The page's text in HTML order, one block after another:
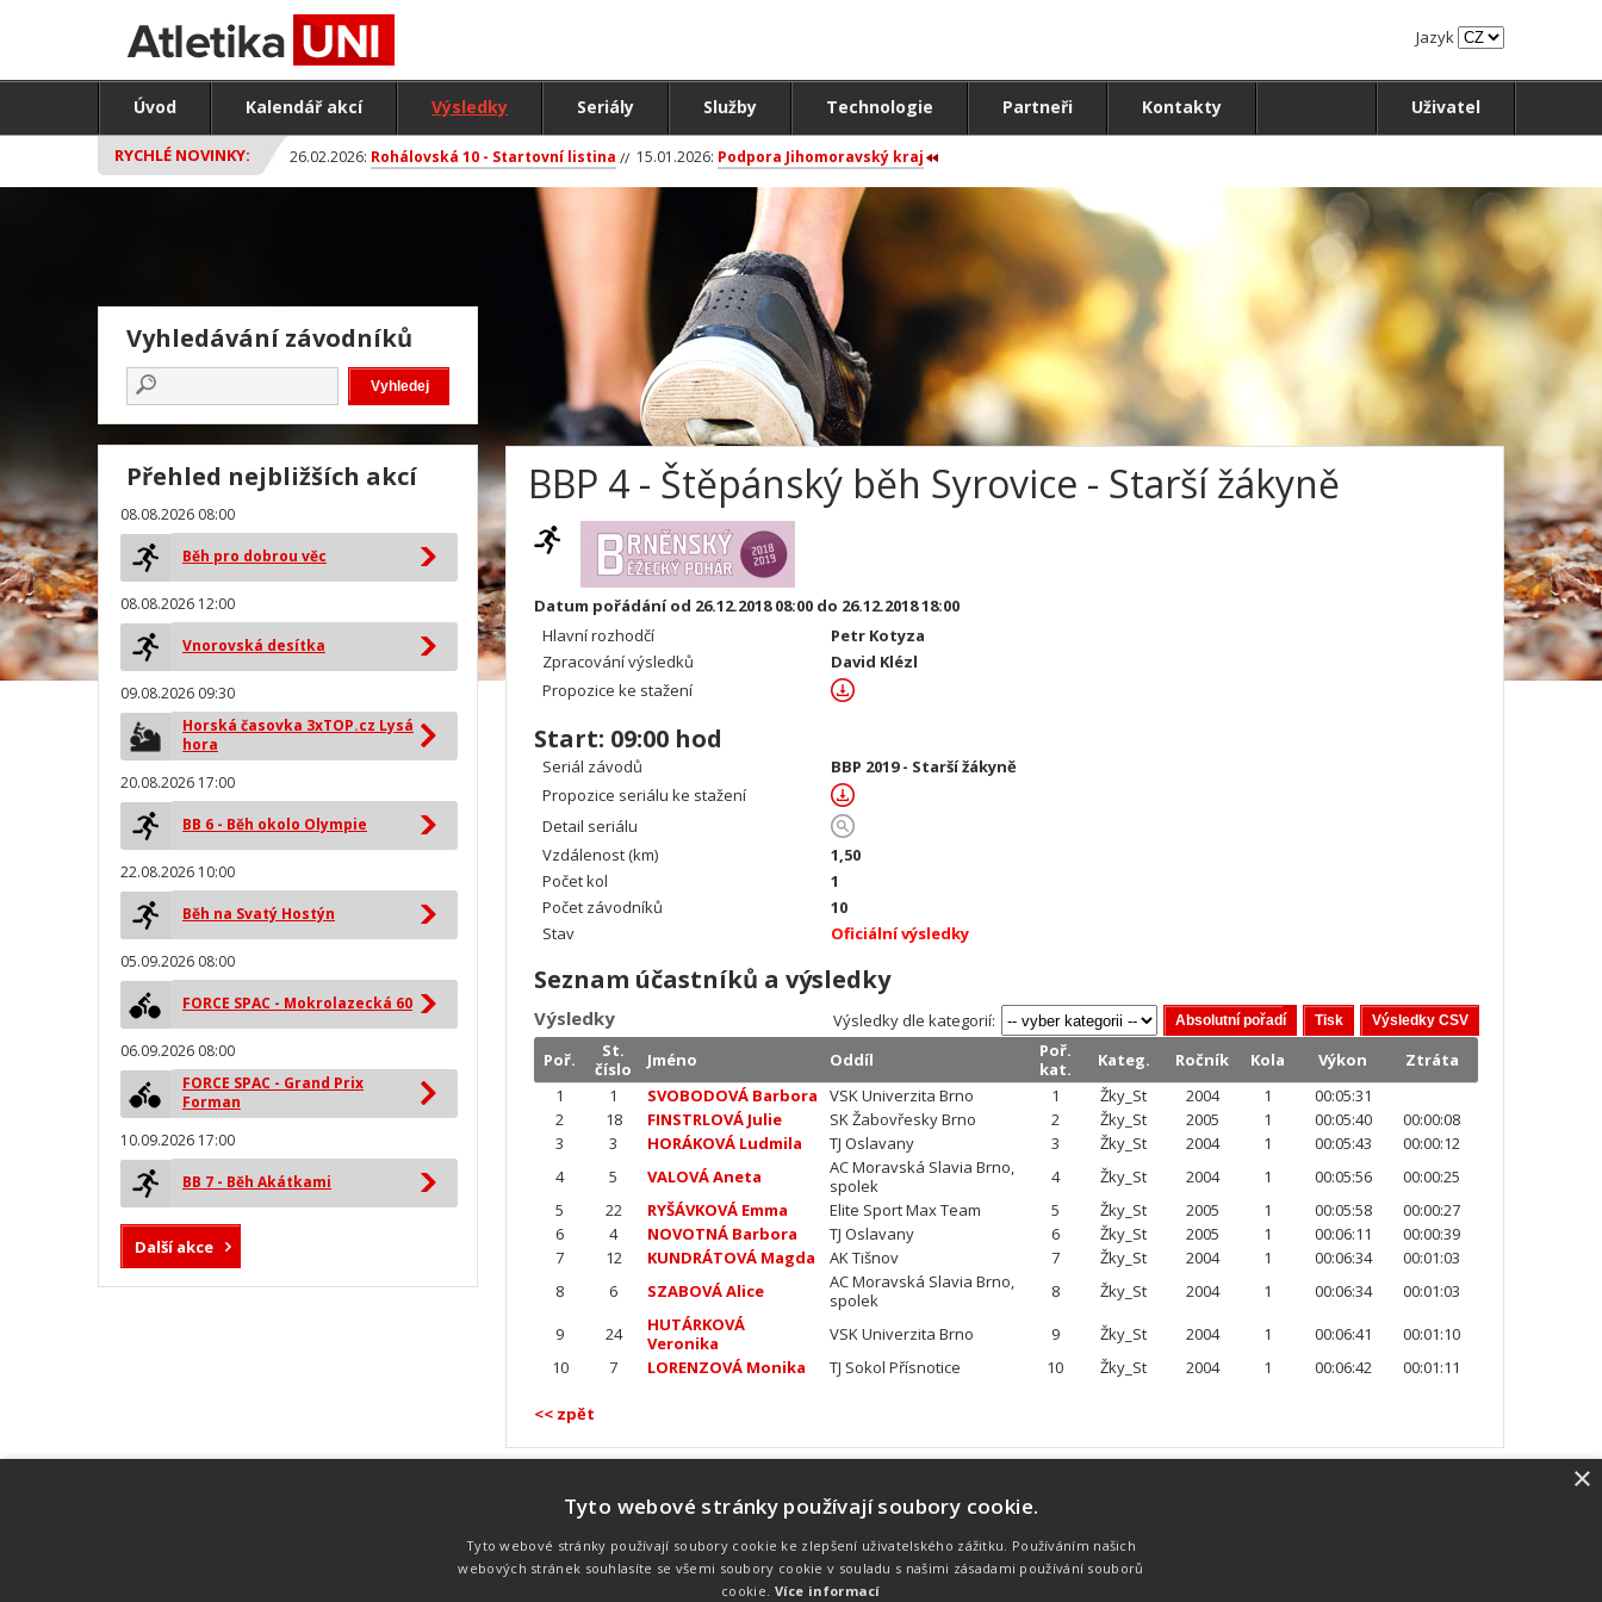
Jazyk
Úvod Kalendář akcí Výsledky Seriály Služby Technologie Partneři Kontakty Uživatel
RYCHLÉ NOVINKY: 26.02.2026: Rohálovská 10 - Startovní listina 15.01.2026: Podpora Jihomoravský kraj
BBP 4 - Štěpánský běh Syrovice - Starší žákyně
Datum pořádání od 26.12.2018 08:00 do 26.12.2018 18:00
Hlavní rozhodčí
Petr Kotyza
Zpracování výsledků
David Klézl
Propozice ke stažení
Start: 09:00 hod
Seriál závodů
BBP 2019 - Starší žákyně
Propozice seriálu ke stažení
Detail seriálu
Vzdálenost (km)
1,50
Počet kol
1
Počet závodníků
10
Stav
Oficiální výsledky
Seznam účastníků a výsledky
Výsledky
Výsledky dle kategorií:
Poř.
St.
číslo
Jméno Oddíl
Poř.
kat.
Kateg. Ročník Kola Výkon
Ztráta
1
1 SVOBODOVÁ Barbora VSK Univerzita Brno 1 Žky_St 2004 1
00:05:31
2
18 FINSTRLOVÁ Julie SK Žabovřesky Brno 2 Žky_St 2005 1 00:05:40
00:00:08
3
3 HORÁKOVÁ Ludmila TJ Oslavany 3 Žky_St 2004 1 00:05:43
00:00:12
4
5 VALOVÁ Aneta
AC Moravská Slavia Brno,
spolek
4 Žky_St 2004 1 00:05:56
00:00:25
5
22 RYŠÁVKOVÁ Emma Elite Sport Max Team 5 Žky_St 2005 1 00:05:58
00:00:27
6
4 NOVOTNÁ Barbora TJ Oslavany 6 Žky_St 2005 1 00:06:11
00:00:39
7
12 KUNDRÁTOVÁ Magda AK Tišnov 7 Žky_St 2004 1 00:06:34
00:01:03
8
6 SZABOVÁ Alice
AC Moravská Slavia Brno,
spolek
8 Žky_St 2004 1 00:06:34
00:01:03
9
24
HUTÁRKOVÁ
Veronika
VSK Univerzita Brno 9 Žky_St 2004 1 00:06:41
00:01:10
10
7 LORENZOVÁ Monika TJ Sokol Přísnotice 10 Žky_St 2004 1 00:06:42 00:01:11
<< zpět
Vyhledávání závodníků
Přehled nejbližších akcí
08.08.2026 08:00
Běh pro dobrou věc
08.08.2026 12:00
Vnorovská desítka
09.08.2026 09:30
Horská časovka 3xTOP.cz Lysá
hora
20.08.2026 17:00
BB 6 - Běh okolo Olympie
22.08.2026 10:00
Běh na Svatý Hostýn
05.09.2026 08:00
FORCE SPAC - Mokrolazecká 60
06.09.2026 08:00
FORCE SPAC - Grand Prix
Forman
10.09.2026 17:00
BB 7 - Běh Akátkami
Další akce
technologie od společnosti MYLAPS. Tato
technologie je používána na olympijských
Náš tým
Náš tým je schopen na profesionální
úrovni zajistit pořádání sportovních
soutěží. Organizaci závodů, registraci na
místě, měření, zpracování a publikaci
zakázku. Lze online publikovat výsledky
×
Tyto webové stránky používají soubory cookie.
Tyto webové stránky používají soubory cookie ke zlepšení uživatelského zážitku. Používáním našich
webových stránek souhlasíte se všemi soubory cookie v souladu s našimi zásadami používání souborů
cookie. Více informací